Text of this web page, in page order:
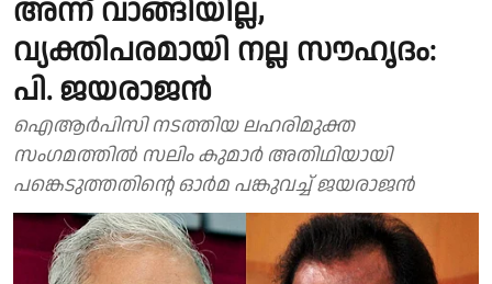
അന്ന് വാങ്ങിയില്ല,
വ്യക്തിപരമായി നല്ല സൗഹൃദം:
പി. ജയരാജൻ
ഐആർപിസി നടത്തിയ ലഹരിമുക്ത
സംഗമത്തിൽ സലിം കുമാർ അതിഥിയായി
പങ്കെടുത്തതിന്റെ ഓർമ പങ്കുവച്ച് ജയരാജൻ